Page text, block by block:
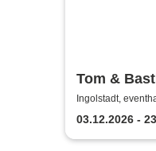
Tom &
Ingolstadt,
03.12.2026 -